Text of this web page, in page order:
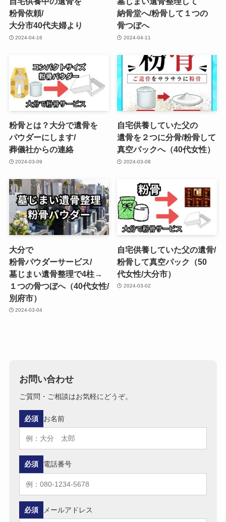
粉骨依頼/
大分市40代夫婦より
2024-04-16
納骨堂へ​/粉骨して​１つの​
骨つぼへ
2024-04-11
粉骨とは？​大分で​遺骨を​
パウダーにします/
葬儀社からの​連絡
2024-03-09
自宅供養していた​父の​
遺骨を​２つに​分骨/粉骨して​
真​空パックへ​（40​代女性）
2024-03-08
大分で​
粉骨パウダーサービス/
墓じまい​遺骨整理で​4柱→​
１つの​骨つぼへ​（40​代女性/
別府市）
2024-03-04
自宅供養していた​父の​遺骨/
粉骨して​真​空パック​（50​
代女性/大分市）
2024-03-02
お問い合わせ
ご質問・ご相談はお気軽にどうぞ。
お名前
必須
電話番号
必須
メールアドレス
必須